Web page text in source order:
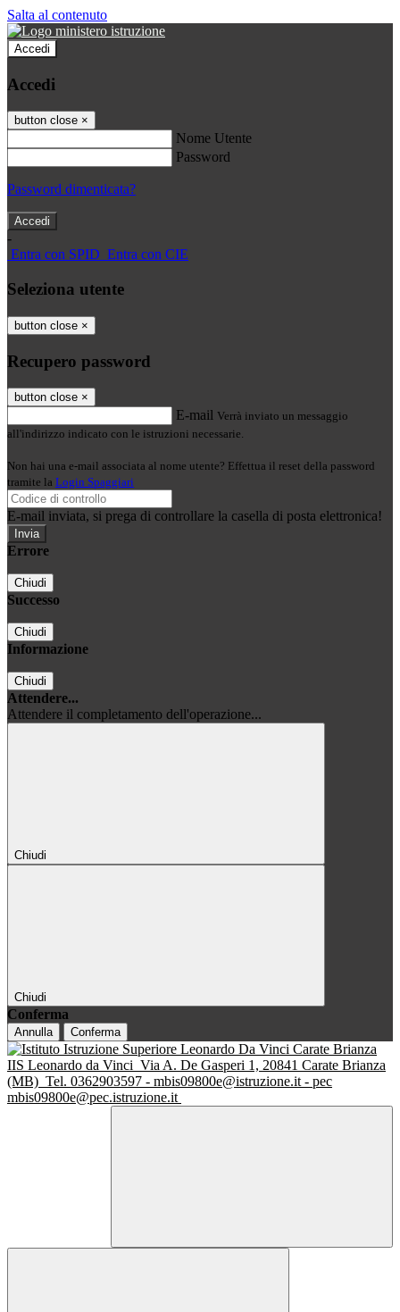
Salta al contenuto
Accedi
Accedi
button close ×
Nome Utente
Password
Password dimenticata?
-
Entra con SPID Entra con CIE
Seleziona utente
button close ×
Recupero password
button close ×
E-mail Verrà inviato un messaggio
all'indirizzo indicato con le istruzioni necessarie.
Non hai una e-mail associata al nome utente? Effettua il reset della password
tramite la Login Spaggiari
E-mail inviata, si prega di controllare la casella di posta elettronica!
Errore
Chiudi
Successo
Chiudi
Informazione
Chiudi
Attendere...
Attendere il completamento dell'operazione...
Chiudi
Chiudi
Conferma
Annulla Conferma
IIS Leonardo da Vinci Via A. De Gasperi 1, 20841 Carate Brianza
(MB) Tel. 0362903597 - mbis09800e@istruzione.it - pec
mbis09800e@pec.istruzione.it